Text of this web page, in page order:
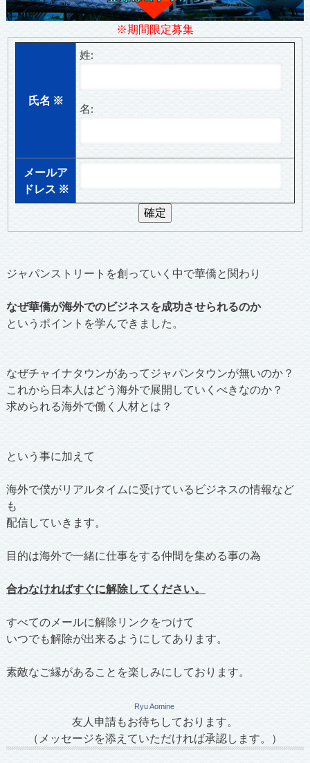
※期間限定募集
氏名 ※
姓:
名:
メールア
ドレス ※
ジャパンストリートを創っていく中で華僑と関わり
なぜ華僑が海外でのビジネスを成功させられるのか
というポイントを学んできました。
なぜチャイナタウンがあってジャパンタウンが無いのか？
これから日本人はどう海外で展開していくべきなのか？
求められる海外で働く人材とは？
という事に加えて
海外で僕がリアルタイムに受けているビジネスの情報など
も
配信していきます。
目的は海外で一緒に仕事をする仲間を集める事の為
合わなければすぐに解除してください。
すべてのメールに解除リンクをつけて
いつでも解除が出来るようにしてあります。
素敵なご縁があることを楽しみにしております。
Ryu Aomine
友人申請もお待ちしております。
（メッセージを添えていただければ承認します。）